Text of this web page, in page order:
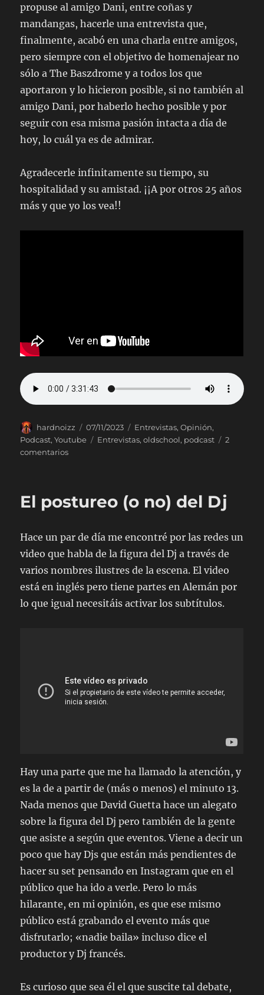
propuse al amigo Dani, entre coñas y
mandangas, hacerle una entrevista que,
finalmente, acabó en una charla entre amigos,
pero siempre con el objetivo de homenajear no
sólo a The Baszdrome y a todos los que
aportaron y lo hicieron posible, si no también al
amigo Dani, por haberlo hecho posible y por
seguir con esa misma pasión intacta a día de
hoy, lo cuál ya es de admirar.
Agradecerle infinitamente su tiempo, su
hospitalidad y su amistad. ¡¡A por otros 25 años
más y que yo los vea!!
Autor
hardnoizz
Publicado
el
07/11/2023 Categorías
Entrevistas,Opinión,
Podcast,Youtube Etiquetas
Entrevistas,oldschool, podcast
2
comentariosen
The
El postureo (o no) del Dj
Hace un par de día me encontré por las redes un
video que habla de la figura del Dj a través de
varios nombres ilustres de la escena. El video
está en inglés pero tiene partes en Alemán por
lo que igual necesitáis activar los subtítulos.
Hay una parte que me ha llamado la atención, y
es la de a partir de (más o menos) el minuto 13.
Nada menos que David Guetta hace un alegato
sobre la figura del Dj pero también de la gente
que asiste a según que eventos. Viene a decir un
poco que hay Djs que están más pendientes de
hacer su set pensando en Instagram que en el
público que ha ido a verle. Pero lo más
hilarante, en mi opinión, es que ese mismo
público está grabando el evento más que
disfrutarlo; «nadie baila» incluso dice el
productor y Dj francés.
Es curioso que sea él el que suscite tal debate,